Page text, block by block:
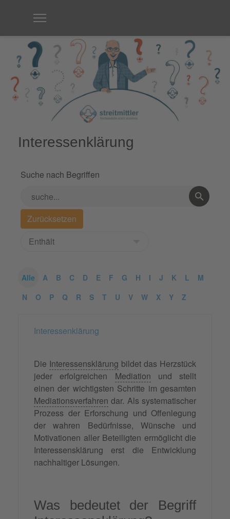
Interessenklärung
Suche nach Begriffen
Alle A B C D E F G H I J K L
M
N
O P Q R S T U V W X Y Z
Interessenklärung
Die Interessensklärung bildet das Herzstück
jeder erfolgreichen Mediation und stellt
einen der wichtigsten Schritte im gesamten
Mediationsverfahren dar. Als systematischer
Prozess der Erforschung und Offenlegung
der wahren Bedürfnisse, Wünsche und
Motivationen aller Beteiligten ermöglicht die
Interessensklärung erst die Entwicklung
nachhaltiger Lösungen.
Was bedeutet der Begriff